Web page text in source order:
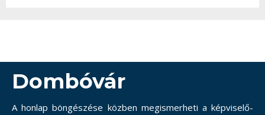
Dombóvár
A honlap böngészése közben megismerheti a képviselő-